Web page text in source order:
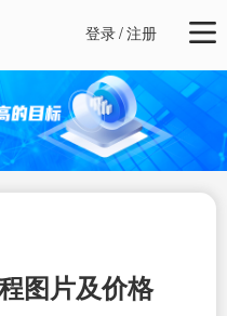
登录/注册
图片及价格